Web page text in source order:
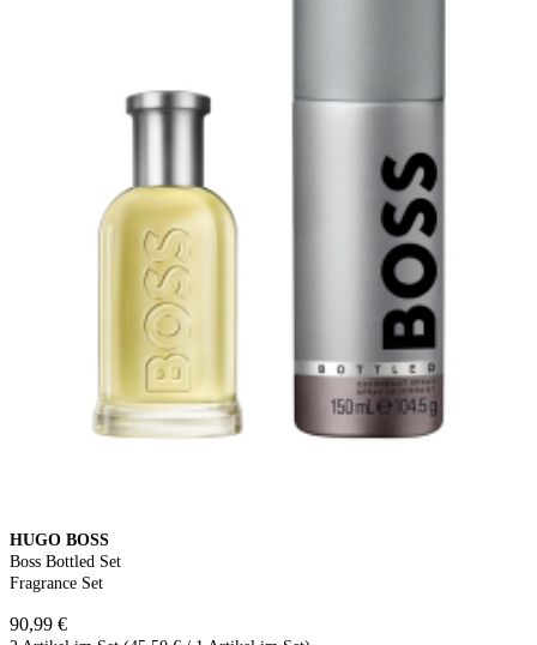
HUGO BOSS
Boss Bottled Set
Fragrance Set
90,99 €